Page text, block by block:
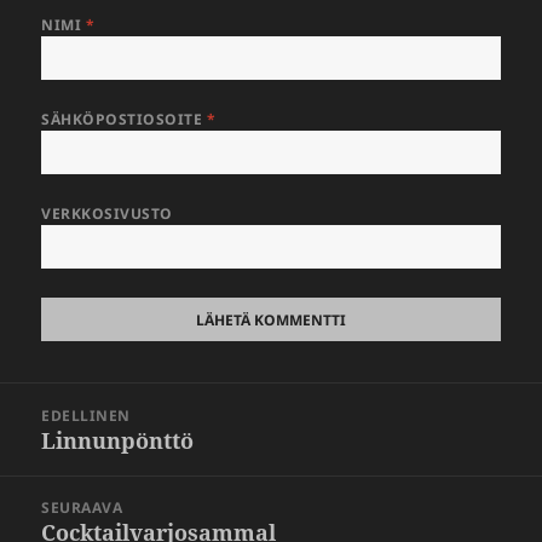
NIMI *
SÄHKÖPOSTIOSOITE *
VERKKOSIVUSTO
selausEDELLINEN
Edellinen
Linnunpönttö
SEURAAVA
Seuraava
Cocktailvarjosammal